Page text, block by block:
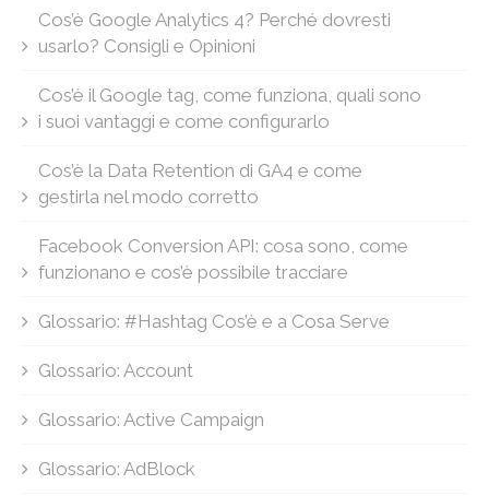
Cos’è Google Analytics 4? Perché dovresti
usarlo? Consigli e Opinioni
Cos’è il Google tag, come funziona, quali sono
i suoi vantaggi e come configurarlo
Cos’è la Data Retention di GA4 e come
gestirla nel modo corretto
Facebook Conversion API: cosa sono, come
funzionano e cos’è possibile tracciare
Glossario: #Hashtag Cos’è e a Cosa Serve
Glossario: Account
Glossario: Active Campaign
Glossario: AdBlock